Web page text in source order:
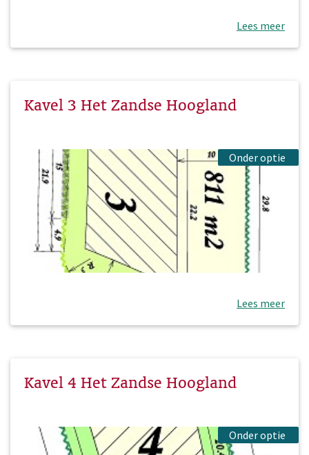
Lees meer
Kavel 3 Het Zandse Hoogland
Onder optie
Lees meer
Kavel 4 Het Zandse Hoogland
Onder optie